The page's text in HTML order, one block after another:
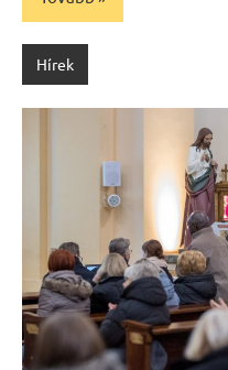
Hírek